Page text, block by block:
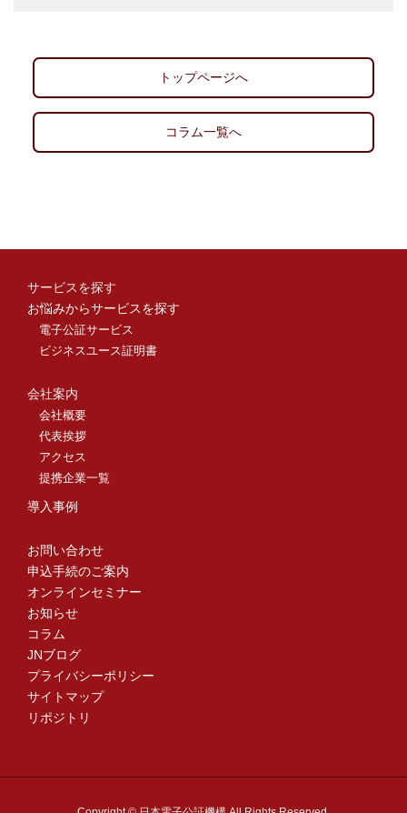
トップページへ
コラム一覧へ
サービスを探す
お悩みからサービスを探す
電子公証サービス
ビジネスユース証明書
会社案内
会社概要
代表挨拶
アクセス
提携企業一覧
導入事例
お問い合わせ
申込手続のご案内
オンラインセミナー
お知らせ
コラム
JNブログ
プライバシーポリシー
サイトマップ
リポジトリ